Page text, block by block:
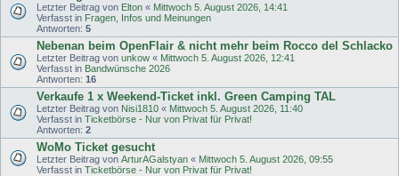
Letzter Beitrag von Elton « Mittwoch 5. August 2026, 14:41
Verfasst in Fragen, Infos und Meinungen
Antworten: 5
Nebenan beim OpenFlair & nicht mehr beim Rocco del Schlacko
Letzter Beitrag von unkow « Mittwoch 5. August 2026, 12:41
Verfasst in Bandwünsche 2026
Antworten: 16
Verkaufe 1 x Weekend-Ticket inkl. Green Camping TAL
Letzter Beitrag von Nisi1810 « Mittwoch 5. August 2026, 11:40
Verfasst in Ticketbörse - Nur von Privat für Privat!
Antworten: 2
WoMo Ticket gesucht
Letzter Beitrag von ArturAGalstyan « Mittwoch 5. August 2026, 09:55
Verfasst in Ticketbörse - Nur von Privat für Privat!